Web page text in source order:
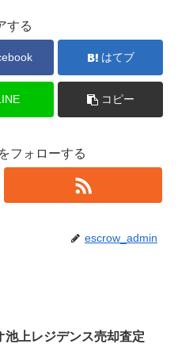
する
はてブ
コピー
フォローする
escrow_admin
池上レジデンス売却査定